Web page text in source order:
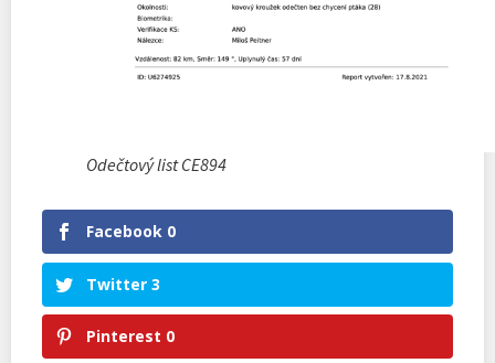
Odečtový list CE894
Facebook 0
Twitter 3
Pinterest 0